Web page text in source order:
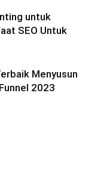
untuk
SEO Untuk
Menyusun
2023